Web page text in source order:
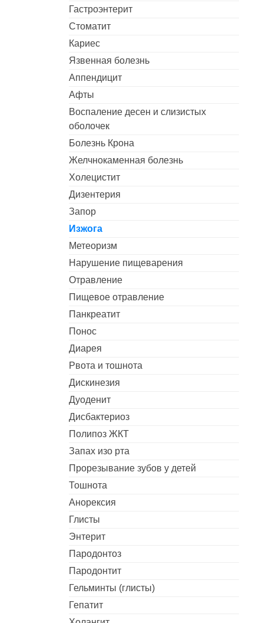
Гастроэнтерит
Стоматит
Кариес
Язвенная болезнь
Аппендицит
Афты
Воспаление десен и слизистых
оболочек
Болезнь Крона
Желчнокаменная болезнь
Холецистит
Дизентерия
Запор
Изжога
Метеоризм
Нарушение пищеварения
Отравление
Пищевое отравление
Панкреатит
Понос
Диарея
Рвота и тошнота
Дискинезия
Дуоденит
Дисбактериоз
Полипоз ЖКТ
Запах изо рта
Прорезывание зубов у детей
Тошнота
Анорексия
Глисты
Энтерит
Пародонтоз
Пародонтит
Гельминты (глисты)
Гепатит